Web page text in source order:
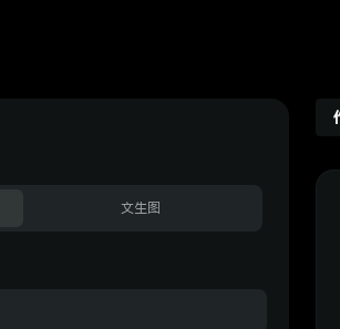
文生图